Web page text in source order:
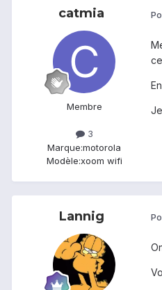
catmia
Membre
3
Marque:motorola
Modèle:xoom wifi
Lannig